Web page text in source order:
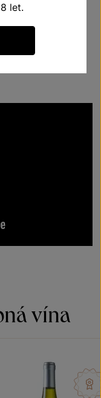
Slovensko
vína
let.